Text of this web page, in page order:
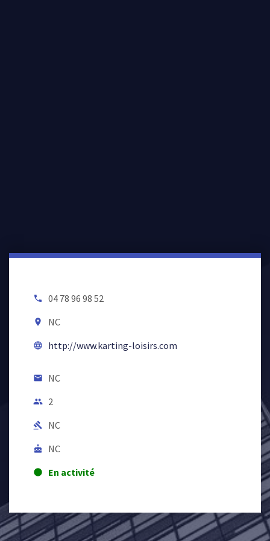
local_phone 04 78 96 98 52
room NC
language http://www.karting-loisirs.com
email NC
people 2
gavel NC
cake NC
lens En activité